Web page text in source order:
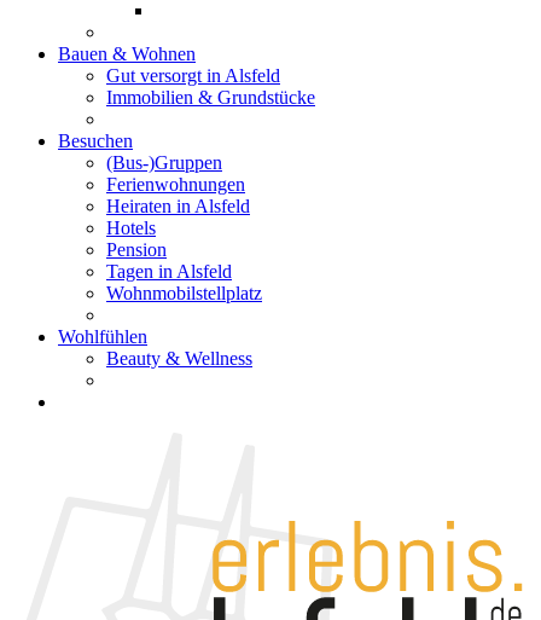
Bauen & Wohnen
Gut versorgt in Alsfeld
Immobilien & Grundstücke
Besuchen
(Bus-)Gruppen
Ferienwohnungen
Heiraten in Alsfeld
Hotels
Pension
Tagen in Alsfeld
Wohnmobilstellplatz
Wohlfühlen
Beauty & Wellness